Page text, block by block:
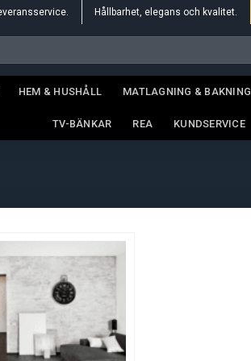
Hållbarhet, elegans och kvalitet.
HEM & HUSHÅLL MATLAGNING & BAKNING
TV-BÄNKAR REA KUNDSERVICE